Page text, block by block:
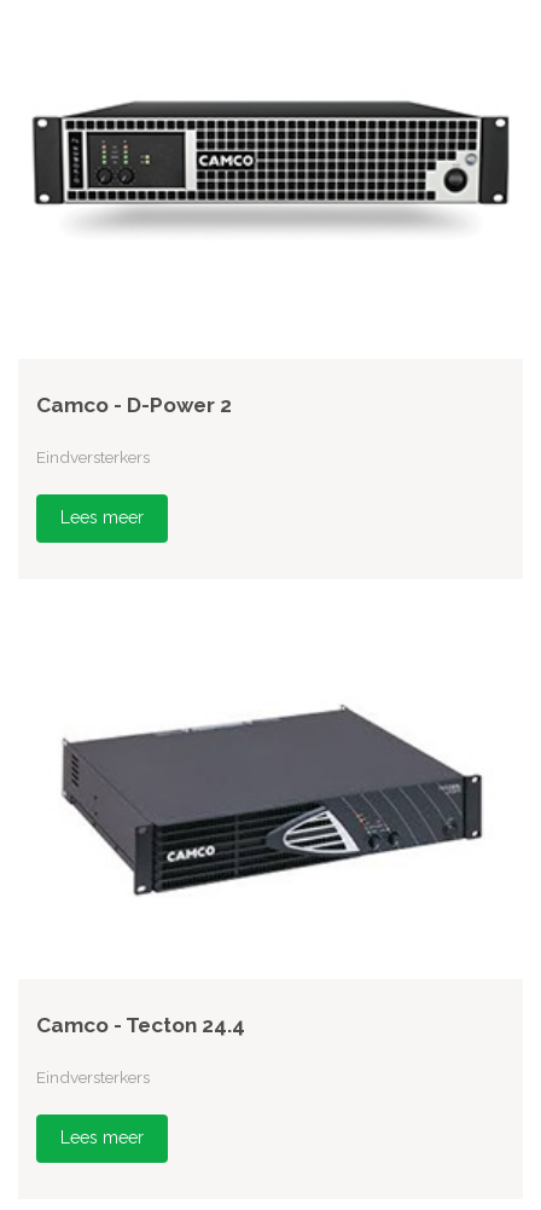
Camco - D-Power 2
Eindversterkers
Lees meer
Camco - Tecton 24.4
Eindversterkers
Lees meer